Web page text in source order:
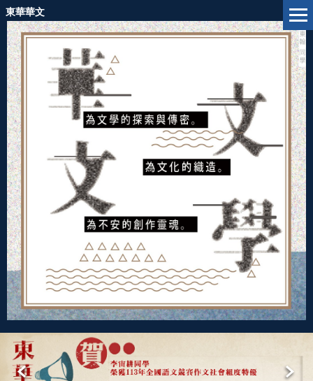
跳
到
主
要
內
容
區
東華華文